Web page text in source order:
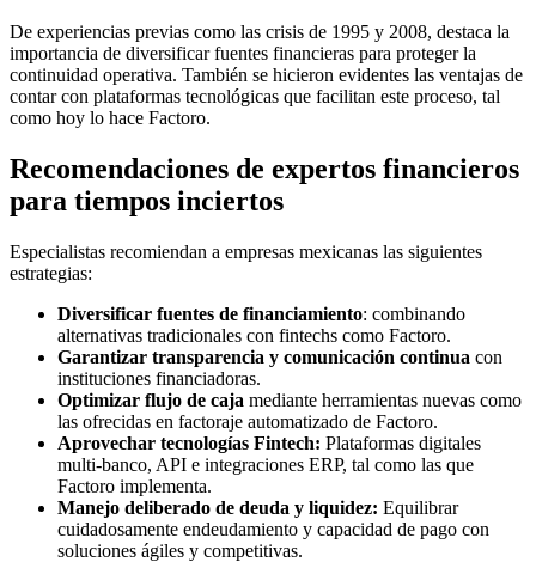
De experiencias previas como las crisis de 1995 y 2008, destaca la
importancia de diversificar fuentes financieras para proteger la
continuidad operativa. También se hicieron evidentes las ventajas de
contar con plataformas tecnológicas que facilitan este proceso, tal
como hoy lo hace Factoro.
Recomendaciones de expertos financieros
para tiempos inciertos
Especialistas recomiendan a empresas mexicanas las siguientes
estrategias:
Diversificar fuentes de financiamiento: combinando
alternativas tradicionales con fintechs como Factoro.
Garantizar transparencia y comunicación continua con
instituciones financiadoras.
Optimizar flujo de caja mediante herramientas nuevas como
las ofrecidas en factoraje automatizado de Factoro.
Aprovechar tecnologías Fintech: Plataformas digitales
multi-banco, API e integraciones ERP, tal como las que
Factoro implementa.
Manejo deliberado de deuda y liquidez: Equilibrar
cuidadosamente endeudamiento y capacidad de pago con
soluciones ágiles y competitivas.